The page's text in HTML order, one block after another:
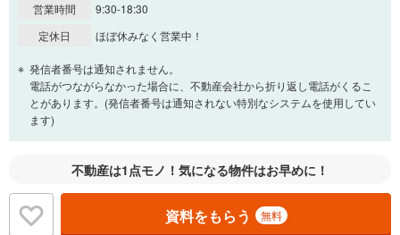
一般的には最長35年まで借り入れ可能です。多くの金融機関
閉じる
頭金
0万円 4,599万円
自己資金から住宅購入にかけられる金額を入力してくださ
閉じる
ボーナス
万円
営業時間
9:30-18:30
定休日
ほぼ休みなく営業中！
発信者番号は通知されません。
電話がつながらなかった場合に、不動産会社から折り返し電話がくるこ
とがあります。(発信者番号は通知されない特別なシステムを使用してい
ます)
不動産は1点モノ！気になる物件はお早めに！
資料をもらう 無料